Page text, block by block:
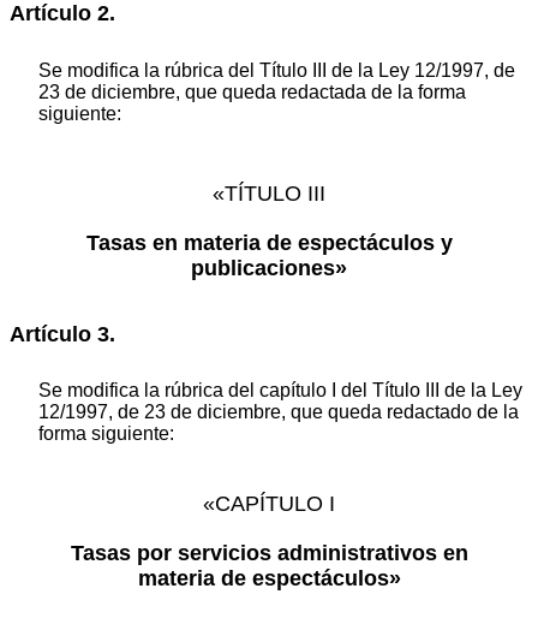
Artículo 2.
Se modifica la rúbrica del Título III de la Ley 12/1997, de
23 de diciembre, que queda redactada de la forma
siguiente:
«TÍTULO III
Tasas en materia de espectáculos y
publicaciones»
Artículo 3.
Se modifica la rúbrica del capítulo I del Título III de la Ley
12/1997, de 23 de diciembre, que queda redactado de la
forma siguiente:
«CAPÍTULO I
Tasas por servicios administrativos en
materia de espectáculos»